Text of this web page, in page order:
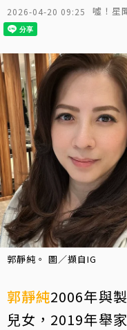
2026-04-20 09:25 噓！星
郭靜純。 圖／擷自IG
郭靜純2006年與
兒女，2019年舉